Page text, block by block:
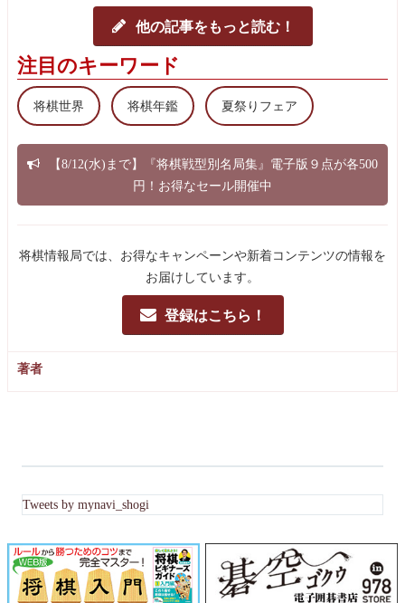
他の記事をもっと読む！
注目のキーワード
将棋世界 将棋年鑑 夏祭りフェア
【8/12(水)まで】『将棋戦型別名局集』電子版９点が各500
円！お得なセール開催中
将棋情報局では、お得なキャンペーンや新着コンテンツの情報を
お届けしています。
登録はこちら！
著者
Tweets by mynavi_shogi